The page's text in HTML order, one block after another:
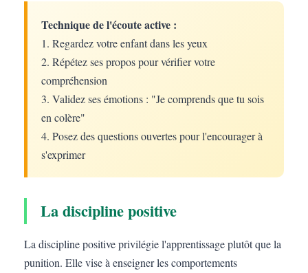
Technique de l'écoute active :
1. Regardez votre enfant dans les yeux
2. Répétez ses propos pour vérifier votre
compréhension
3. Validez ses émotions : "Je comprends que tu sois
en colère"
4. Posez des questions ouvertes pour l'encourager à
s'exprimer
La discipline positive
La discipline positive privilégie l'apprentissage plutôt que la
punition. Elle vise à enseigner les comportements